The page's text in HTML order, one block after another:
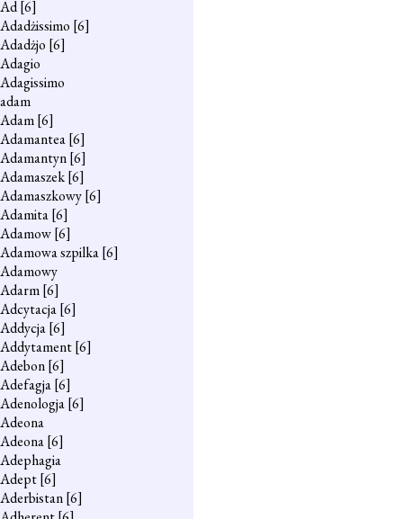
Ad[6]
Adadżissimo [6]
Adadżjo [6]
Adagio
Adagissimo
adam
Adam[6]
Adamantea[6]
Adamantyn[6]
Adamaszek[6]
Adamaszkowy[6]
Adamita[6]
Adamow[6]
Adamowa szpilka[6]
Adamowy
Adarm[6]
Adcytacja[6]
Addycja[6]
Addytament[6]
Adebon[6]
Adefagja[6]
Adenologja[6]
Adeona
Adeona[6]
Adephagia
Adept[6]
Aderbistan[6]